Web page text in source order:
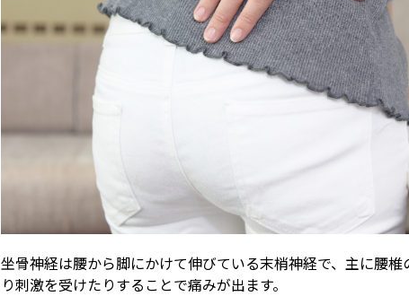
坐骨神経は腰から脚にかけて伸びている末梢神経で、主に腰
り刺激を受けたりすることで痛みが出ます。